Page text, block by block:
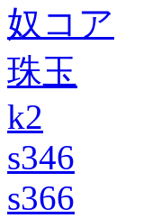
奴コア
珠玉
k2
s346
s366